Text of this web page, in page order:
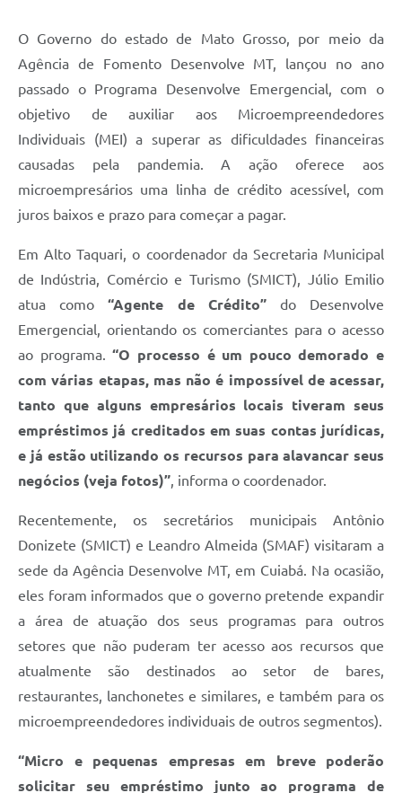
O Governo do estado de Mato Grosso, por meio da
Agência de Fomento Desenvolve MT, lançou no ano
passado o Programa Desenvolve Emergencial, com o
objetivo de auxiliar aos Microempreendedores
Individuais (MEI) a superar as dificuldades financeiras
causadas pela pandemia. A ação oferece aos
microempresários uma linha de crédito acessível, com
juros baixos e prazo para começar a pagar.
Em Alto Taquari, o coordenador da Secretaria Municipal
de Indústria, Comércio e Turismo (SMICT), Júlio Emilio
atua como“Agente de Crédito”do Desenvolve
Emergencial, orientando os comerciantes para o acesso
ao programa.“O processo é um pouco demorado e
com várias etapas, mas não é impossível de acessar,
tanto que alguns empresários locais tiveram seus
empréstimos já creditados em suas contas jurídicas,
e já estão utilizando os recursos para alavancar seus
negócios (veja fotos)” , informa o coordenador.
Recentemente, os secretários municipais Antônio
Donizete (SMICT) e Leandro Almeida (SMAF) visitaram a
sede da Agência Desenvolve MT, em Cuiabá. Na ocasião,
eles foram informados que o governo pretende expandir
a área de atuação dos seus programas para outros
setores que não puderam ter acesso aos recursos que
atualmente são destinados ao setor de bares,
restaurantes, lanchonetes e similares, e também para os
microempreendedores individuais de outros segmentos).
“Micro e pequenas empresas em breve poderão
solicitar seu empréstimo junto ao programa de